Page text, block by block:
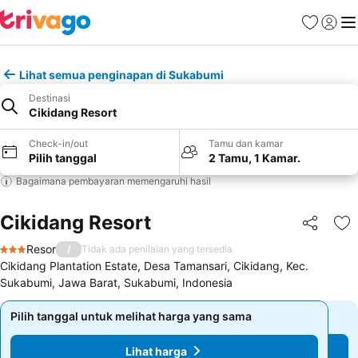
FavoritLogin
Lihat semua penginapan di Sukabumi
Destinasi
Cikidang Resort
Check-in/out
Pilih tanggal
Tamu dan kamar
2 Tamu, 1 Kamar.
Bagaimana pembayaran memengaruhi hasil
Cikidang Resort Bagikan
3 Bintang
Resor / Tidak ada penilaian yang tersedia
Cikidang Plantation Estate, Desa Tamansari, Cikidang, Kec.
Sukabumi, Jawa Barat, Sukabumi, Indonesia
Pilih tanggal untuk melihat harga yang sama
Lihat harga
Pilih tanggal untuk melihat harga yang sama
Lihat harga